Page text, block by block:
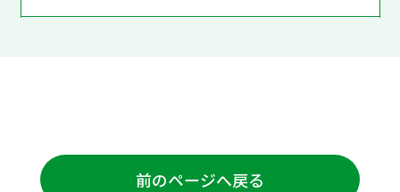
前のページへ戻る